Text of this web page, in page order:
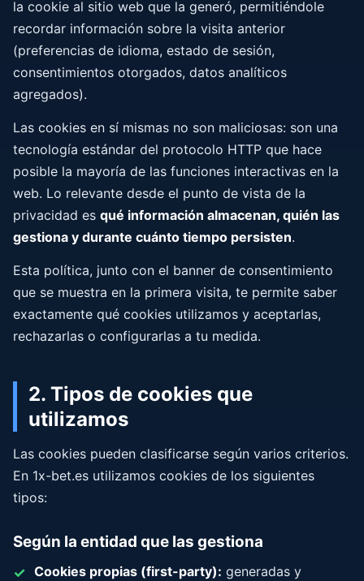
la cookie al sitio web que la generó, permitiéndole
recordar información sobre la visita anterior
(preferencias de idioma, estado de sesión,
consentimientos otorgados, datos analíticos
agregados).
Las cookies en sí mismas no son maliciosas: son una
tecnología estándar del protocolo HTTP que hace
posible la mayoría de las funciones interactivas en la
web. Lo relevante desde el punto de vista de la
privacidad es qué información almacenan, quién las
gestiona y durante cuánto tiempo persisten.
Esta política, junto con el banner de consentimiento
que se muestra en la primera visita, te permite saber
exactamente qué cookies utilizamos y aceptarlas,
rechazarlas o configurarlas a tu medida.
2. Tipos de cookies que
utilizamos
Las cookies pueden clasificarse según varios criterios.
En 1x-bet.es utilizamos cookies de los siguientes
tipos:
Según la entidad que las gestiona
Cookies propias (first-party): generadas y